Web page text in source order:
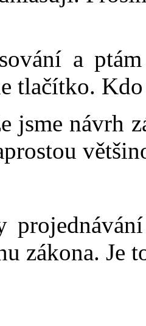
a
tlačítko.
jsme návrh
zákona. Je